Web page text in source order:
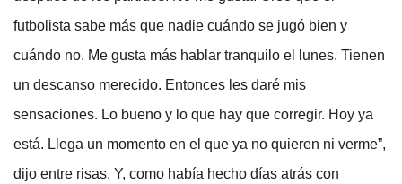
futbolista sabe más que nadie cuándo se jugó bien y
cuándo no. Me gusta más hablar tranquilo el lunes. Tienen
un descanso merecido. Entonces les daré mis
sensaciones. Lo bueno y lo que hay que corregir. Hoy ya
está. Llega un momento en el que ya no quieren ni verme”,
dijo entre risas. Y, como había hecho días atrás con